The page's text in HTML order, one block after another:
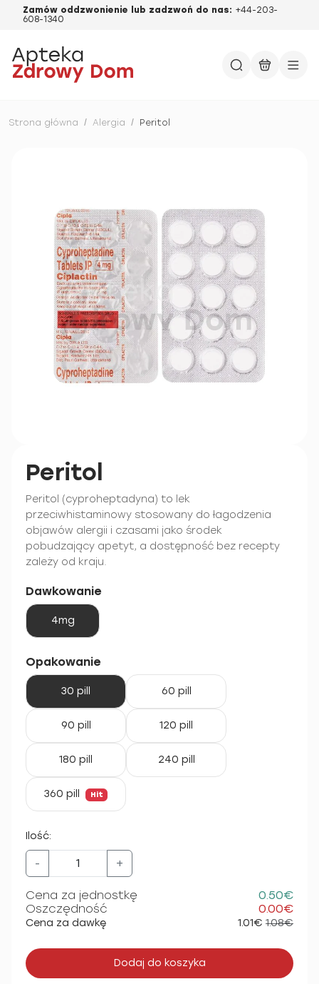
Zamów oddzwonienie lub zadzwoń do nas: +44-203-
608-1340
Strona główna / Alergia / Peritol
Peritol
Peritol (cyproheptadyna) to lek
przeciwhistaminowy stosowany do łagodzenia
objawów alergii i czasami jako środek
pobudzający apetyt, a dostępność bez recepty
zależy od kraju.
Dawkowanie
4mg
Opakowanie
30 pill 60 pill
90 pill 120 pill
180 pill 240 pill
360 pill Hit
Ilość:
- +
Cena za jednostkę
0.50€
Oszczędność
0.00€
Cena za dawkę 1.01€ 1.08€
Dodaj do koszyka